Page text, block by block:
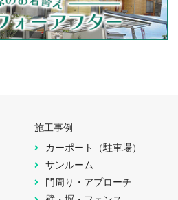
施工事例
カーポート（駐車場）
サンルーム
門周り・アプローチ